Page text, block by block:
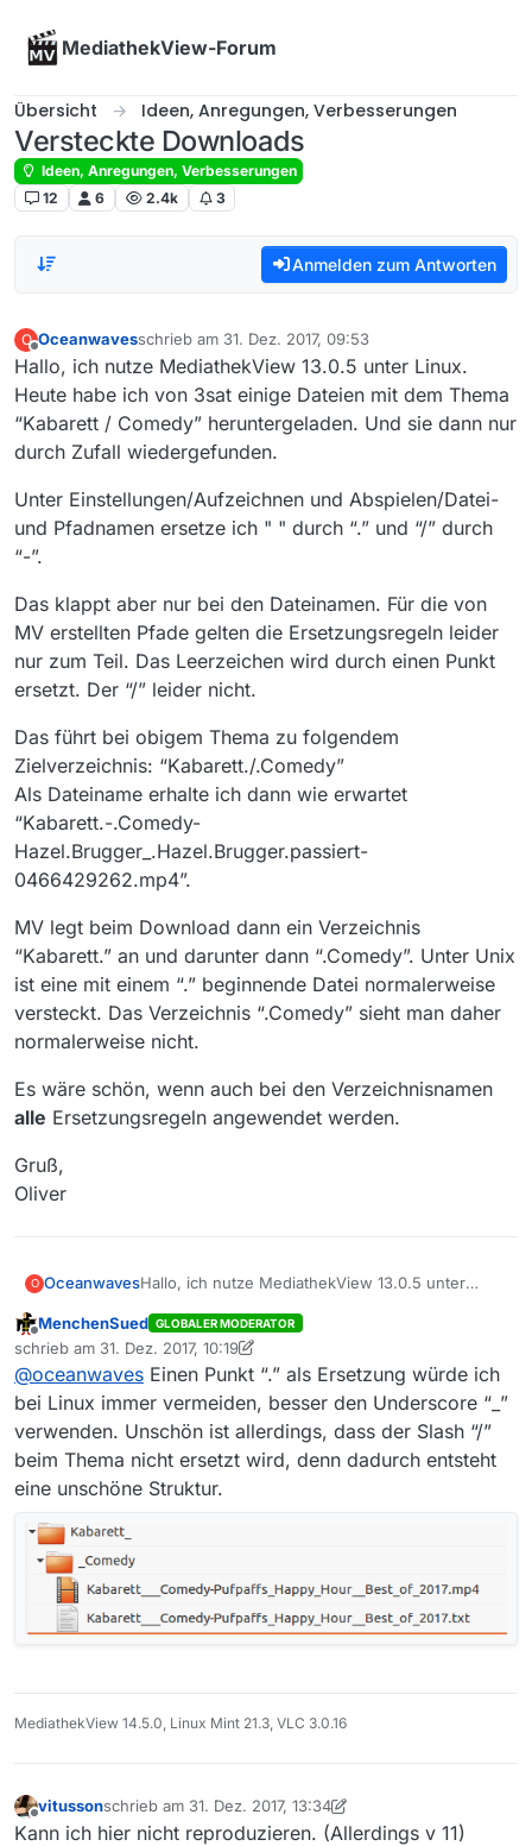
MediathekView-Forum
Übersicht Ideen, Anregungen, Verbesserungen
Versteckte Downloads
Ideen, Anregungen, Verbesserungen
12
6 2.4k 3
Anmelden zum Antworten
O
Offline
Oceanwavesschrieb am 31. Dez. 2017, 09:53
zuletzt editiert von
Hallo, ich nutze MediathekView 13.0.5 unter Linux.
Heute habe ich von 3sat einige Dateien mit dem Thema
“Kabarett / Comedy” heruntergeladen. Und sie dann nur
durch Zufall wiedergefunden.
Unter Einstellungen/Aufzeichnen und Abspielen/Datei-
und Pfadnamen ersetze ich " " durch “.” und “/” durch
“-”.
Das klappt aber nur bei den Dateinamen. Für die von
MV erstellten Pfade gelten die Ersetzungsregeln leider
nur zum Teil. Das Leerzeichen wird durch einen Punkt
ersetzt. Der “/” leider nicht.
Das führt bei obigem Thema zu folgendem
Zielverzeichnis: “Kabarett./.Comedy”
Als Dateiname erhalte ich dann wie erwartet
“Kabarett.-.Comedy-
Hazel.Brugger_.Hazel.Brugger.passiert-
0466429262.mp4”.
MV legt beim Download dann ein Verzeichnis
“Kabarett.” an und darunter dann “.Comedy”. Unter Unix
ist eine mit einem “.” beginnende Datei normalerweise
versteckt. Das Verzeichnis “.Comedy” sieht man daher
normalerweise nicht.
Es wäre schön, wenn auch bei den Verzeichnisnamen
alle Ersetzungsregeln angewendet werden.
Gruß,
Oliver
O OceanwavesHallo, ich nutze MediathekView 13.0.5 unter
dem Thema “Kabarett / Comedy”
heruntergeladen. Und sie dann nur durch Zufall
wiedergefunden.
Unter Einstellungen/Aufzeichnen und
Abspielen/Datei- und Pfadnamen ersetze ich " "
durch “.” und “/” durch “-”.
Das klappt aber nur bei den Dateinamen. Für die
von MV erstellten Pfade gelten die
Ersetzungsregeln leider nur zum Teil. Das
Leerzeichen wird durch einen Punkt ersetzt. Der
“/” leider nicht.
Das führt bei obigem Thema zu folgendem
Zielverzeichnis: “Kabarett./.Comedy”
Als Dateiname erhalte ich dann wie erwartet
“Kabarett.-.Comedy-
MV legt beim Download dann ein Verzeichnis
“Kabarett.” an und darunter dann “.Comedy”.
Offline
MenchenSued GLOBALER MODERATOR
schrieb am 31. Dez. 2017, 10:19
zuletzt editiert von MenchenSued
@oceanwaves Einen Punkt “.” als Ersetzung würde ich
bei Linux immer vermeiden, besser den Underscore “_”
verwenden. Unschön ist allerdings, dass der Slash “/”
beim Thema nicht ersetzt wird, denn dadurch entsteht
eine unschöne Struktur.
MediathekView 14.5.0, Linux Mint 21.3, VLC 3.0.16
Offline
vitussonschrieb am 31. Dez. 2017, 13:34
zuletzt editiert von vitusson
Kann ich hier nicht reproduzieren. (Allerdings v 11)